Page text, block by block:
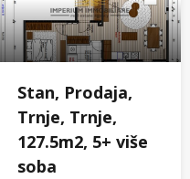
Stan, Prodaja,
Trnje, Trnje,
127.5m2, 5+ više
soba